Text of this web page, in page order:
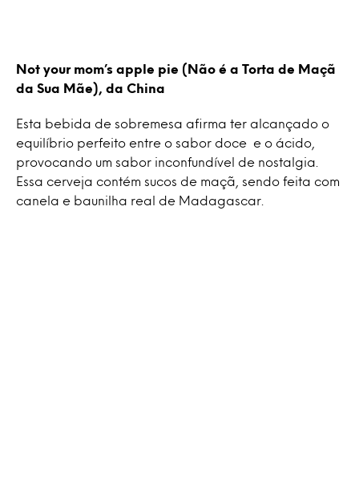
Not your mom’s apple pie (Não é a Torta de Maçã
da Sua Mãe), da China
Esta bebida de sobremesa afirma ter alcançado o
equilíbrio perfeito entre o sabor doce e o ácido,
provocando um sabor inconfundível de nostalgia.
Essa cerveja contém sucos de maçã, sendo feita com
canela e baunilha real de Madagascar.